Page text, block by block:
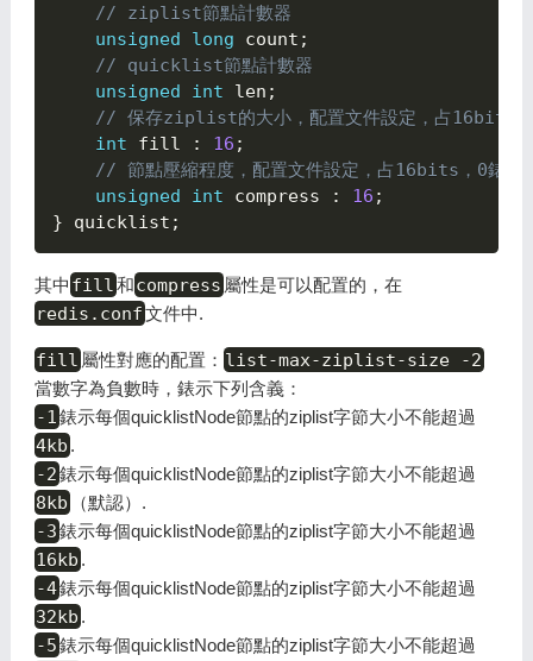
// ziplist節點計數器
unsigned
long count ;
// quicklist節點計數器
unsigned
int len ;
// 保存ziplist的大小，配置文件設定，占16bits
int fill : 16 ;
// 節點壓縮程度，配置文件設定，占16bits，0錶示
unsigned
int compress : 16 ;
} quicklist ;
其中 fill 和compress 屬性是可以配置的，在
redis.conf文件中.
fill 屬性對應的配置： list-max-ziplist-size -2
當數字為負數時，錶示下列含義：
-1 錶示每個quicklistNode節點的ziplist字節大小不能超過
4kb .
-2錶示每個quicklistNode節點的ziplist字節大小不能超過
8kb （默認）.
-3錶示每個quicklistNode節點的ziplist字節大小不能超過
16kb .
-4錶示每個quicklistNode節點的ziplist字節大小不能超過
32kb .
-5錶示每個quicklistNode節點的ziplist字節大小不能超過